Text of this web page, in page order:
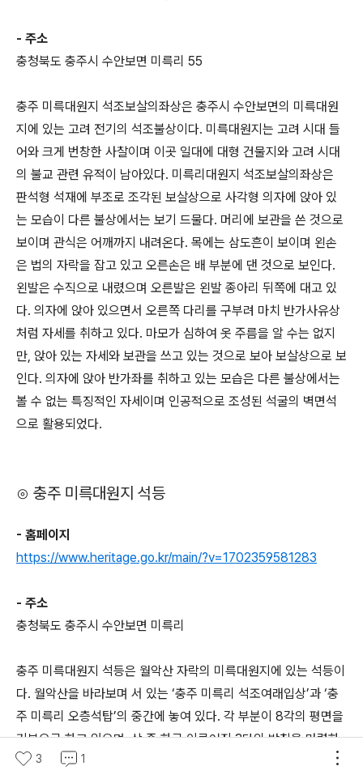
- 주소
충청북도 충주시 수안보면 미륵리 55
충주 미륵대원지 석조보살의좌상은 충주시 수안보면의 미륵대원
지에 있는 고려 전기의 석조불상이다. 미륵대원지는 고려 시대 들
어와 크게 번창한 사찰이며 이곳 일대에 대형 건물지와 고려 시대
의 불교 관련 유적이 남아있다. 미륵리대원지 석조보살의좌상은
판석형 석재에 부조로 조각된 보살상으로 사각형 의자에 앉아 있
는 모습이 다른 불상에서는 보기 드물다. 머리에 보관을 쓴 것으로
보이며 관식은 어깨까지 내려온다. 목에는 삼도흔이 보이며 왼손
은 법의 자락을 잡고 있고 오른손은 배 부분에 댄 것으로 보인다.
왼발은 수직으로 내렸으며 오른발은 왼발 종아리 뒤쪽에 대고 있
다. 의자에 앉아 있으면서 오른쪽 다리를 구부려 마치 반가사유상
처럼 자세를 취하고 있다. 마모가 심하여 옷 주름을 알 수는 없지
만, 앉아 있는 자세와 보관을 쓰고 있는 것으로 보아 보살상으로 보
인다. 의자에 앉아 반가좌를 취하고 있는 모습은 다른 불상에서는
볼 수 없는 특징적인 자세이며 인공적으로 조성된 석굴의 벽면석
으로 활용되었다.
⊙ 충주 미륵대원지 석등
- 홈페이지
https://www.heritage.go.kr/main/?v=1702359581283
- 주소
충청북도 충주시 수안보면 미륵리
충주 미륵대원지 석등은 월악산 자락의 미륵대원지에 있는 석등이
다. 월악산을 바라보며 서 있는 ‘충주 미륵리 석조여래입상’과 ‘충
주 미륵리 오층석탑’의 중간에 놓여 있다. 각 부분이 8각의 평면을
기본으로 하고 있으며, 상·중·하로 이루어진 3단의 받침을 마련하
여 불을 밝히는 화사석을 올린 후 지붕돌과 머리장식을 얹은 모습
3 1